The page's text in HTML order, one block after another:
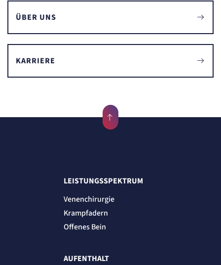
ÜBER UNS
KARRIERE
LEISTUNGSSPEKTRUM
Venenchirurgie
Krampfadern
Offenes Bein
AUFENTHALT